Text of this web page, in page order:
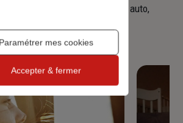
tarifaire d'assurance, auto,
Paramétrer mes cookies
Accepter & fermer